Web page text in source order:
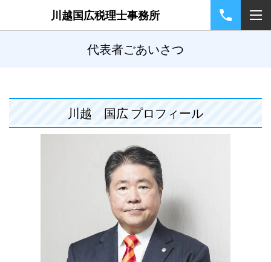
川越国広税理士事務所
代表者ごあいさつ
川越 国広 プロフィール